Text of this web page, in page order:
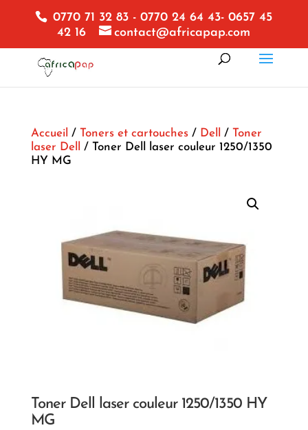
0770 71 32 83 - 0770 24 64 43- 0657 45
42 16
contact@africapap.com
Accueil / Toners et cartouches/ Dell / Toner
laser Dell
/ Toner Dell laser couleur 1250/1350
HY MG
Toner Dell laser couleur 1250/1350 HY
MG